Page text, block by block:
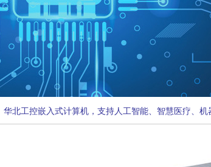
华北工控嵌入式计算机，支持人工智能、智慧医疗、机